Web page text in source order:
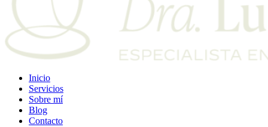
Inicio
Servicios
Sobre mí
Blog
Contacto